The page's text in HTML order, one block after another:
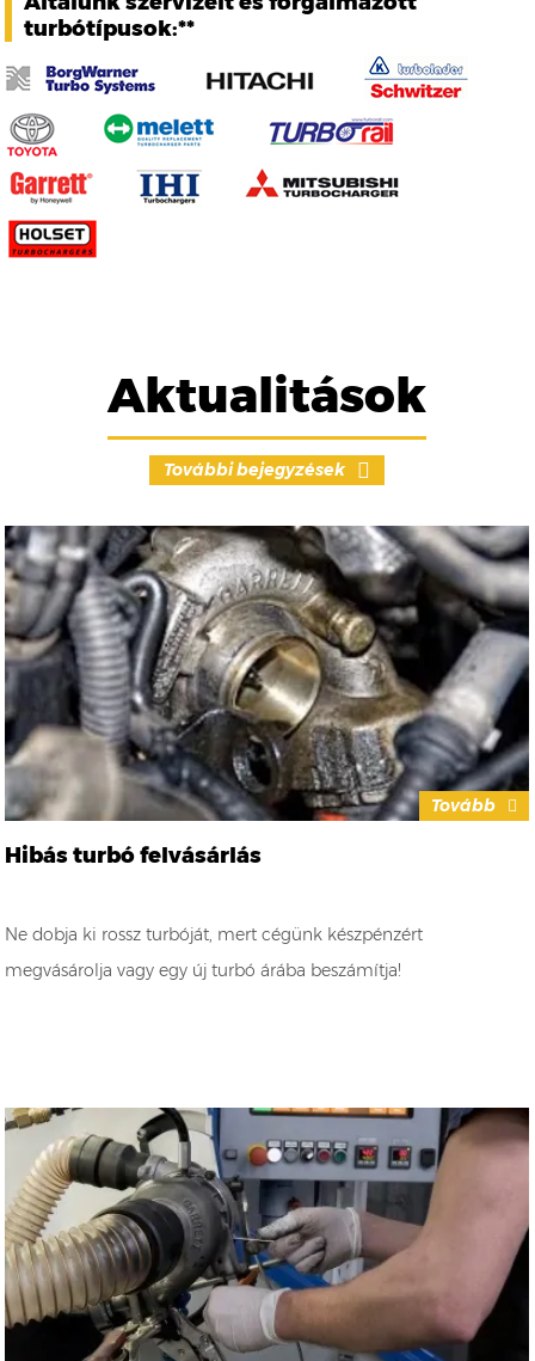
turbótípusok:**
Aktualitások
További bejegyzések
Tovább
Hibás turbó felvásárlás
Ne dobja ki rossz turbóját, mert cégünk készpénzért
megvásárolja vagy egy új turbó árába beszámítja!